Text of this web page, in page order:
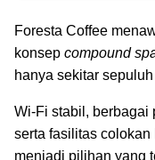
Foresta Coffee
konsep compound
hanya sekitar
Wi-Fi stabil, berbagai
serta fasilitas
menjadi pilihan yang